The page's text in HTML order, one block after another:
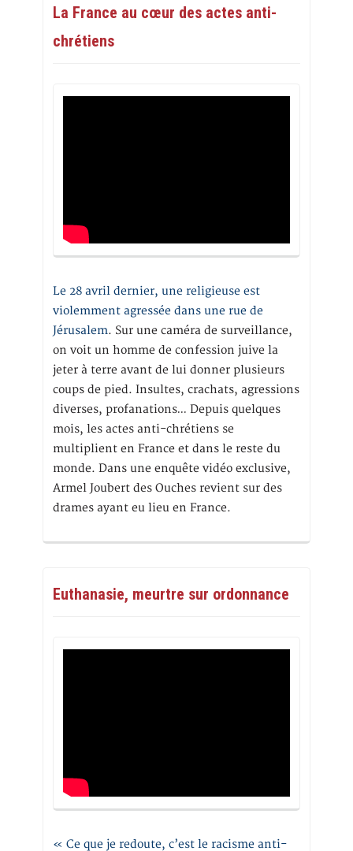
La France au cœur des actes anti-
chrétiens
Le 28 avril dernier, une religieuse est
violemment agressée dans une rue de
Jérusalem. Sur une caméra de surveillance,
on voit un homme de confession juive la
jeter à terre avant de lui donner plusieurs
coups de pied. Insultes, crachats, agressions
diverses, profanations… Depuis quelques
mois, les actes anti-chrétiens se
multiplient en France et dans le reste du
monde. Dans une enquête vidéo exclusive,
Armel Joubert des Ouches revient sur des
drames ayant eu lieu en France.
Euthanasie, meurtre sur ordonnance
« Ce que je redoute, c’est le racisme anti-